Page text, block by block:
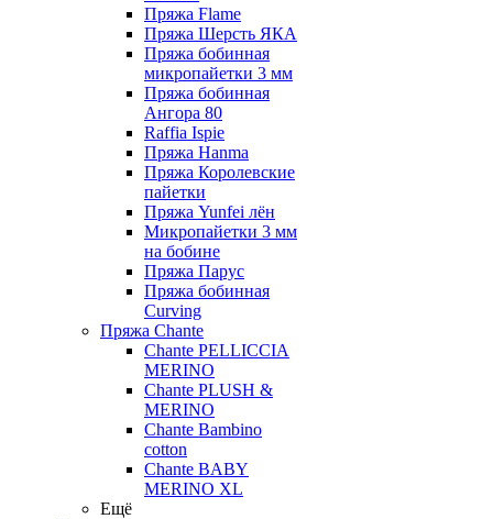
Пряжа Flame
Пряжа Шерсть ЯКА
Пряжа бобинная
микропайетки 3 мм
Пряжа бобинная
Ангора 80
Raffia Ispie
Пряжа Hanma
Пряжа Королевские
пайетки
Пряжа Yunfei лён
Микропайетки 3 мм
на бобине
Пряжа Парус
Пряжа бобинная
Curving
Пряжа Chante
Chante PELLICCIA
MERINO
Chante PLUSH &
MERINO
Chante Bambino
cotton
Chante BABY
MERINO XL
Ещё